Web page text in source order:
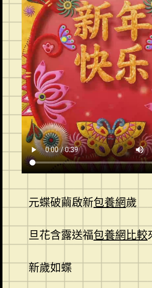
元蝶破繭啟新包養網歲
旦花含露送福包養網比較
新歲如蝶